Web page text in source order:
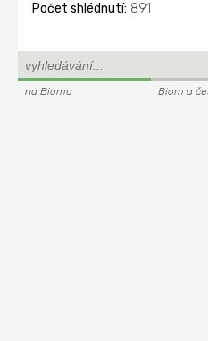
Počet shlédnutí: 891
na Biomu Biom a